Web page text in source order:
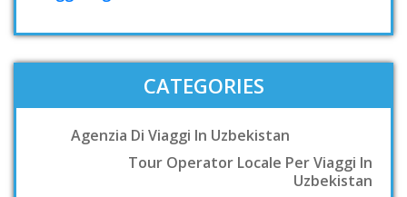
CATEGORIES
Agenzia Di Viaggi In Uzbekistan
Tour Operator Locale Per Viaggi In
Uzbekistan